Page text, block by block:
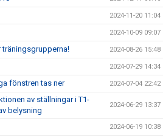
2024-11-20 11:04
2024-10-09 09:07
träningsgrupperna! 2024-08-26 15:48
2024-07-29 14:34
fönstren tas ner 2024-07-04 22:42
av ställningar i T1-
belysning
2024-06-29 13:37
2024-06-19 10:38